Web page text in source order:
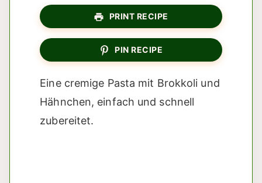
PRINT RECIPE
PIN RECIPE
Eine cremige Pasta mit Brokkoli und
Hähnchen, einfach und schnell
zubereitet.